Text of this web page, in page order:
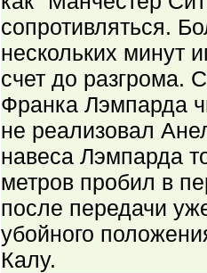
сопротивляться.
нескольких минут
счет до разгрома.
Франка Лэмпарда
не реализовал
навеса Лэмпарда
метров пробил в
после передачи
убойного
Калу.